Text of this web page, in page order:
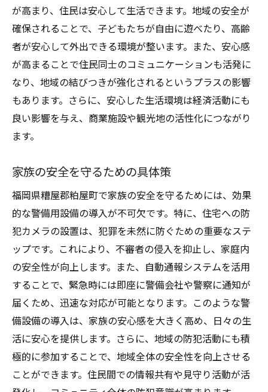
が高まり、住民は安心して生活できます。地域の安全が
確保されることで、子どもたちが自由に遊べたり、高齢
者が安心して外出できる環境が整います。また、安心感
が高まることで住民同士のコミュニケーションも活発に
なり、地域の結びつきが強化されるというプラスの影響
もあります。さらに、安心した生活環境は経済活動にも
良い影響を与え、商業施設や観光地の活性化につながり
ます。
家族の安全を守るための具体策
福岡県糟屋郡粕屋町で家族の安全を守るためには、効果
的な警備用設備の導入が不可欠です。特に、住宅への防
犯カメラの設置は、犯罪を未然に防ぐための重要なステ
ップです。これにより、不審者の侵入を抑止し、家庭内
の安全性が向上します。また、自動通報システムを活用
することで、緊急時には即座に警備会社や警察に通知が
届くため、迅速な対応が可能となります。このような警
備設備の導入は、家族の安心感を大きく高め、日々の生
活に安心を提供します。さらに、地域の防犯活動にも積
極的に参加することで、地域全体の安全性を向上させる
ことができます。住民間での情報共有や見守り活動が活